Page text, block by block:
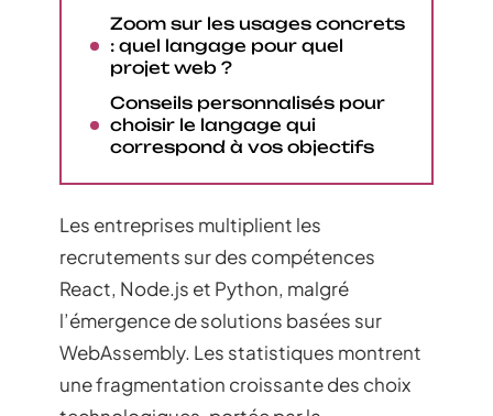
Zoom sur les usages concrets
: quel langage pour quel
projet web ?
Conseils personnalisés pour
choisir le langage qui
correspond à vos objectifs
Les entreprises multiplient les
recrutements sur des compétences
React, Node.js et Python, malgré
l’émergence de solutions basées sur
WebAssembly. Les statistiques montrent
une fragmentation croissante des choix